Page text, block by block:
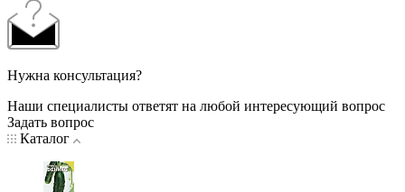
Нужна консультация?
Наши специалисты ответят на любой интересующий вопрос
Задать вопрос
Каталог